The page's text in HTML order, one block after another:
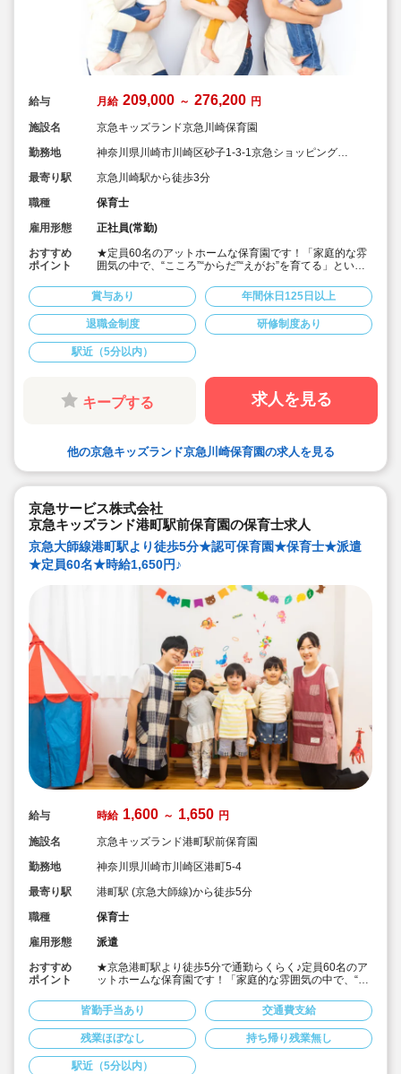
給与 月給 209,000 ～ 276,200 円
施設名
京急キッズランド京急川崎保育園
勤務地
神奈川県川崎市川崎区砂子1-3-1京急ショッピングプ
最寄り駅
京急川崎駅から徒歩3分
職種
保育士
雇用形態
正社員(常勤)
おすすめ
ポイント
★定員60名のアットホームな保育園です！「家庭的な雰
囲気の中で、“こころ”“からだ”“えがお”を育てる」という
★大手鉄道会社が母体です。安定性が高く、賞与・年間
休日、福利厚生などの待遇もとても充実しています！
★京急川崎駅から徒歩3分で通勤らくらく♪
★横浜市の配置基準よりも多く職員を配置しています！
子どもたち一人一人としっかり向き合える環境です。
★宿舎借り上げ制度利用可能！名義変更も相談可能で
す。「上京したい」「1人暮らしを始めたい」「今の宿舎
借り上げ制度を利用したまま転職したい」という方、是
賞与あり 年間休日125日以上
退職金制度 研修制度あり
駅近（5分以内）
キープする 求人を見る
他の京急キッズランド京急川崎保育園の求人を見る
京急サービス株式会社
京急キッズランド港町駅前保育園の保育士求人
京急大師線港町駅より徒歩5分★認可保育園★保育士★派遣
★定員60名★時給1,650円♪
給与 時給 1,600 ～ 1,650 円
施設名
京急キッズランド港町駅前保育園
勤務地
神奈川県川崎市川崎区港町5-4
最寄り駅
港町駅 (京急大師線)から徒歩5分
職種
保育士
雇用形態
派遣
おすすめ
ポイント
★京急港町駅より徒歩5分で通勤らくらく♪定員60名のア
ットホームな保育園です！「家庭的な雰囲気の中で、“こ
ます。
★時給1,650円！書き物は連絡帳・日誌記入OK♪
★派遣から直雇用へ移行も相談OK♪大手鉄道会社が母体
ですので、安定性が高く、賞与・年間休日、福利厚生な
どの待遇もとても充実しています！
皆勤手当あり 交通費支給
残業ほぼなし 持ち帰り残業無し
駅近（5分以内）